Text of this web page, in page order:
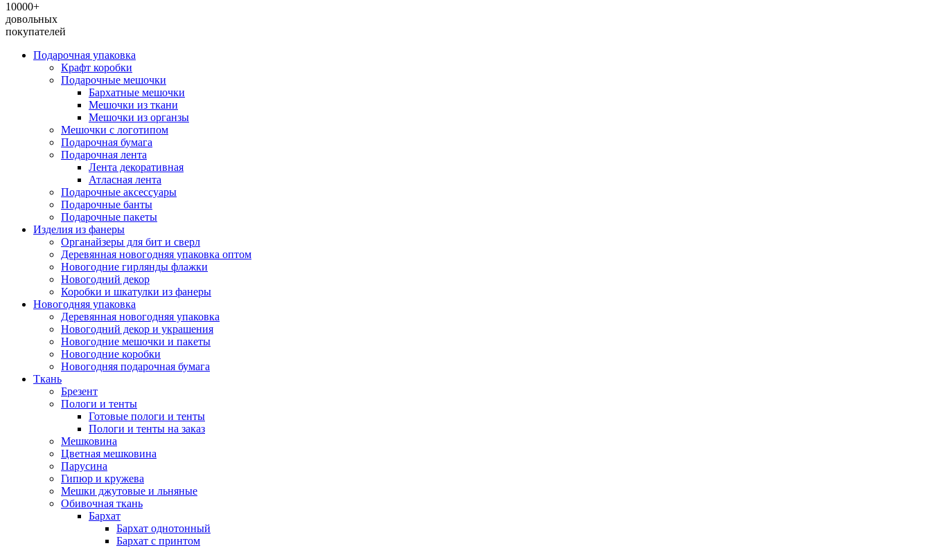
10000+
довольных
покупателей
Подарочная упаковка
Крафт коробки
Подарочные мешочки
Бархатные мешочки
Мешочки из ткани
Мешочки из органзы
Мешочки с логотипом
Подарочная бумага
Подарочная лента
Лента декоративная
Атласная лента
Подарочные аксессуары
Подарочные банты
Подарочные пакеты
Изделия из фанеры
Органайзеры для бит и сверл
Деревянная новогодняя упаковка оптом
Новогодние гирлянды флажки
Новогодний декор
Коробки и шкатулки из фанеры
Новогодняя упаковка
Деревянная новогодняя упаковка
Новогодний декор и украшения
Новогодние мешочки и пакеты
Новогодние коробки
Новогодняя подарочная бумага
Ткань
Брезент
Пологи и тенты
Готовые пологи и тенты
Пологи и тенты на заказ
Мешковина
Цветная мешковина
Парусина
Гипюр и кружева
Мешки джутовые и льняные
Обивочная ткань
Бархат
Бархат однотонный
Бархат с принтом